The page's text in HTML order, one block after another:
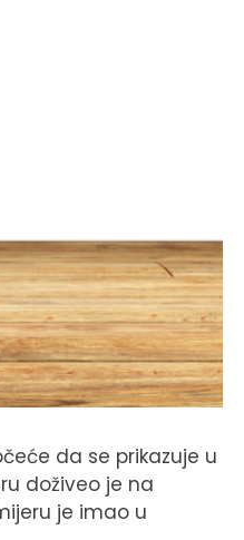
da se prikazuje u
doživeo je na
je imao u